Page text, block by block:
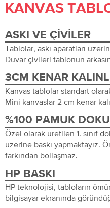
KANVAS
ASKI VE ÇIVILER
Tablolar, askı aparatları
Duvar çivileri tablonun
3CM KENAR
Kanvas tablolar standart
Mini kanvaslar 2 cm kenar
%100 PAMUK
Özel olarak üretilen 1. sınıf
üzerine baskı yapmaktayız.
farkından bollaşmaz.
HP BASKI
HP teknolojisi, tabloların
bilgisayar ekranında